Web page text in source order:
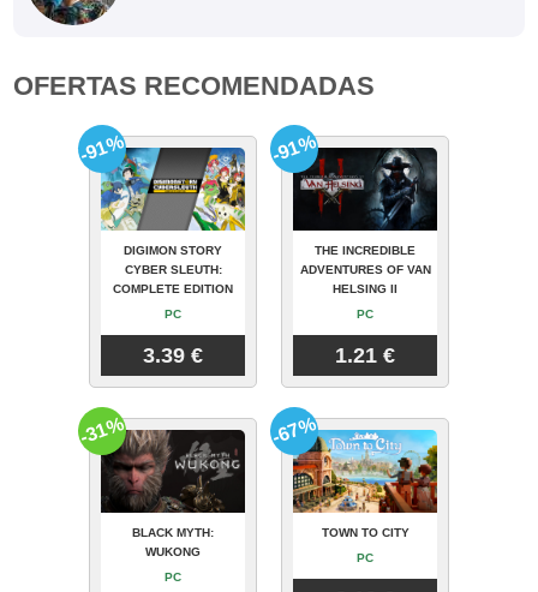
OFERTAS RECOMENDADAS
DIGIMON STORY
CYBER SLEUTH:
COMPLETE EDITION
PC
3.39 €
-91%
THE INCREDIBLE
ADVENTURES OF VAN
HELSING II
PC
1.21 €
-91%
BLACK MYTH:
WUKONG
PC
-31%
TOWN TO CITY
PC
-67%